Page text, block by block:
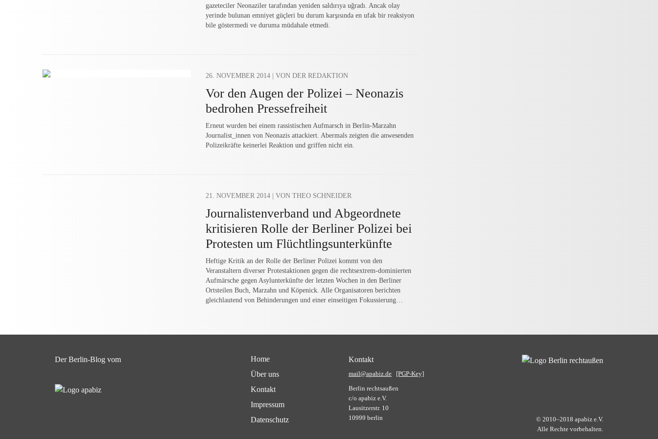
gazeteciler Neonaziler tarafından yeniden saldırıya uğradı. Ancak olay
yerinde bulunan emniyet güçleri bu durum karşısında en ufak bir reaksiyon
bile göstermedi ve duruma müdahale etmedi.
26. NOVEMBER 2014 | VON DER REDAKTION
Vor den Augen der Polizei – Neonazis
bedrohen Pressefreiheit
Erneut wurden bei einem rassistischen Aufmarsch in Berlin-Marzahn
Journalist_innen von Neonazis attackiert. Abermals zeigten die anwesenden
Polizeikräfte keinerlei Reaktion und griffen nicht ein.
21. NOVEMBER 2014 | VON THEO SCHNEIDER
Journalistenverband und Abgeordnete
kritisieren Rolle der Berliner Polizei bei
Protesten um Flüchtlingsunterkünfte
Heftige Kritik an der Rolle der Berliner Polizei kommt von den
Veranstaltern diverser Protestaktionen gegen die rechtsextrem-dominierten
Aufmärsche gegen Asylunterkünfte der letzten Wochen in den Berliner
Ortsteilen Buch, Marzahn und Köpenick. Alle Organisatoren berichten
gleichlautend von Behinderungen und einer einseitigen Fokussierung…
Der Berlin-Blog vom
Home
Über uns
Kontakt
Impressum
Datenschutz
Kontakt
mail@apabiz.de [PGP-Key]
Berlin rechtsaußen
c/o apabiz e.V.
Lausitzerstr. 10
10999 berlin
© 2010–2018 apabiz e.V.
Alle Rechte vorbehalten.